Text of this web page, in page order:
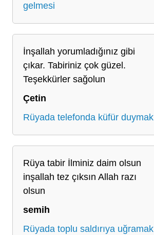
gelmesi
İnşallah yorumladığınız gibi
çıkar. Tabiriniz çok güzel.
Teşekkürler sağolun
Çetin
Rüyada telefonda küfür duymak
Rüya tabir İlminiz daim olsun
inşallah tez çıksın Allah razı
olsun
semih
Rüyada toplu saldırıya uğramak